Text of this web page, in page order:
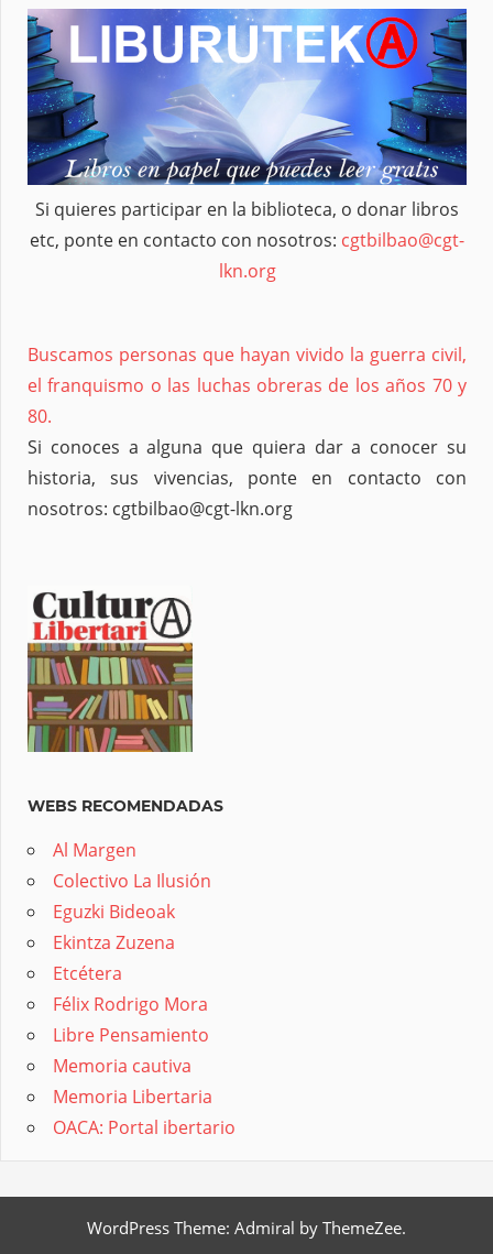
Si quieres participar en la biblioteca, o donar libros
etc, ponte en contacto con nosotros: cgtbilbao@cgt-
lkn.org
Buscamos personas que hayan vivido la guerra civil,
el franquismo o las luchas obreras de los años 70 y
80.
Si conoces a alguna que quiera dar a conocer su
historia, sus vivencias, ponte en contacto con
nosotros: cgtbilbao@cgt-lkn.org
WEBS RECOMENDADAS
Al Margen
Colectivo La Ilusión
Eguzki Bideoak
Ekintza Zuzena
Etcétera
Félix Rodrigo Mora
Libre Pensamiento
Memoria cautiva
Memoria Libertaria
OACA: Portal ibertario
WordPress Theme: Admiral by ThemeZee.